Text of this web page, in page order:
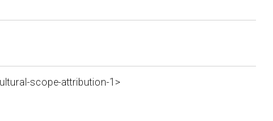
scope-attribution-1>